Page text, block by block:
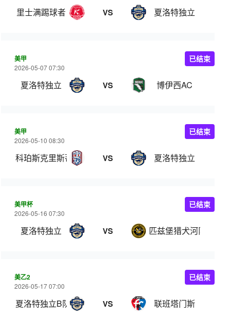
里士满踢球者 VS 夏洛特独立
美甲
2026-05-07 07:30
夏洛特独立 VS 博伊西AC
已结束
美甲
2026-05-10 08:30
科珀斯克里斯蒂 VS 夏洛特独立
已结束
美甲杯
2026-05-16 07:30
夏洛特独立 VS 匹兹堡猎犬河队
已结束
美乙2
2026-05-17 07:00
夏洛特独立B队 VS 联班塔门斯
已结束